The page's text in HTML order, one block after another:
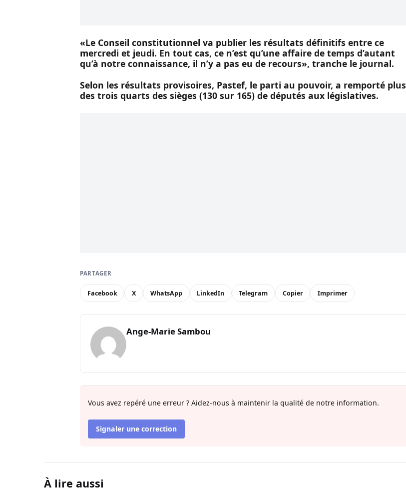
«Le Conseil constitutionnel va publier les résultats définitifs entre ce
mercredi et jeudi. En tout cas, ce n’est qu’une affaire de temps d’autant
qu’à notre connaissance, il n’y a pas eu de recours», tranche le journal.
Selon les résultats provisoires, Pastef, le parti au pouvoir, a remporté plus
des trois quarts des sièges (130 sur 165) de députés aux législatives.
PARTAGER
Facebook X WhatsApp LinkedIn Telegram Copier Imprimer
Ange-Marie Sambou
Vous avez repéré une erreur ? Aidez-nous à maintenir la qualité de notre information.
Signaler une correction
À lire aussi